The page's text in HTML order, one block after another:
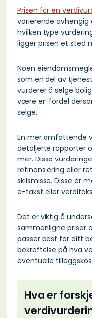
Prisen for en
varierende avhengig
hvilken type
ligger prisen et sted
Noen
som en del av
vurderer å selge
være en fordel
selge.
En mer omfattende
detaljerte rapporter
mer. Disse
refinansiering eller
skilsmisse. Disse er
e-takst eller
Det er viktig å
sammenligne priser
passer best for ditt
bekreftelse på hva
eventuelle
Hva er